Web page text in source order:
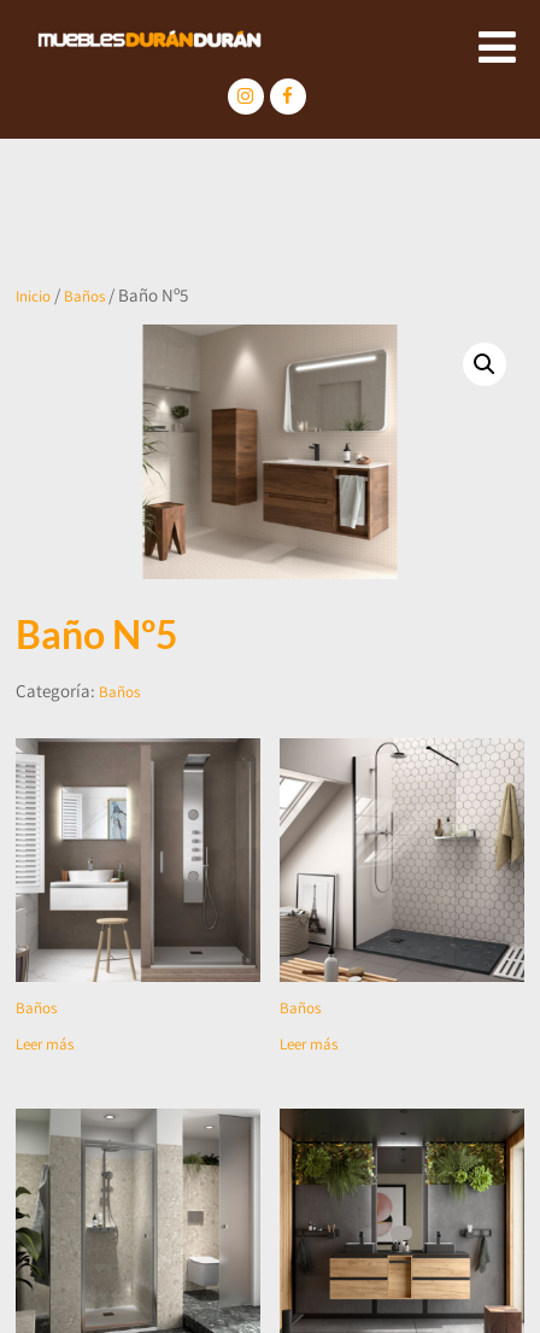
Inicio / Baños / Baño Nº5
Baño Nº5
Categoría: Baños
Baños
Leer más
Baños
Leer más